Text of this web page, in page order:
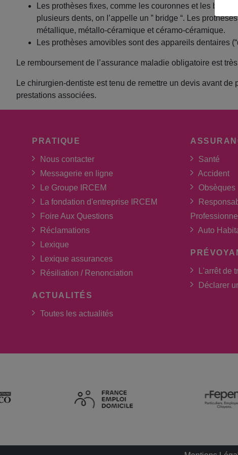
Les prothèses fixes, comme les couronnes et les
plusieurs dents, on l’appelle un ” bridge “. Les
métallique, métallo-céramique et céramo-céramique.
Les prothèses amovibles sont des appareils dentaires
Le remboursement de l’assurance maladie obligatoire est
Le chirurgien-dentiste est tenu de remettre un devis avant
prestations associées.
PRATIQUE
Nous contacter
Messagerie en ligne
Le Groupe IRCEM
La fondation d'entreprise IRCEM
Foire Aux Questions
Réclamations
Lexique
Lexique assurances
Résiliation / Renonciation
ACTUALITÉS
Toutes les actualités
Santé
Accident
Obsèques
Auto
L'arrêt de
Déclarer